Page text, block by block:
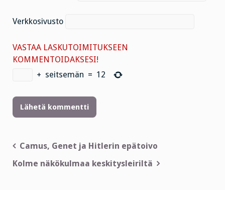
Verkkosivusto
VASTAA LASKUTOIMITUKSEEN
KOMMENTOIDAKSESI!
+ seitsemän = 12
Artikkelien
selaus
Camus, Genet ja Hitlerin epätoivo
Kolme näkökulmaa keskitysleiriltä